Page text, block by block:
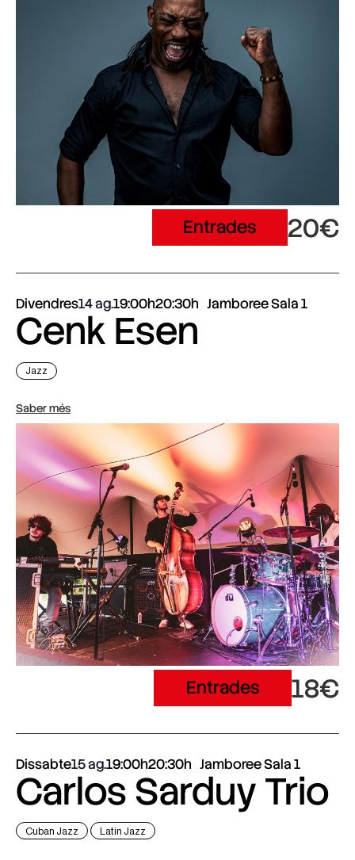
Entrades 20€
Divendres14 ag.19:00h20:30h Jamboree Sala 1
Cenk Esen
Jazz
Saber més
Entrades 18€
Dissabte15 ag.19:00h20:30h Jamboree Sala 1
Carlos Sarduy Trio
Cuban Jazz Latin Jazz